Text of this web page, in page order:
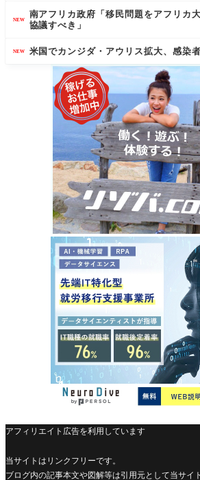
NEW
南アフリカ政府「移民問題をアフリカ
協議すべき」
NEW 米国でカンジダ・アウリス拡大、感染
アフィリエイト広告を利用しています
当サイトはリンクフリーです。
ブログ内の記事本文や図解等は引用元として当サイ